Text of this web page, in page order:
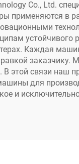
бумажных
крафт-
Co., Ltd.
применяются в
устойчивого
Каждая
этой связи наш
для
и